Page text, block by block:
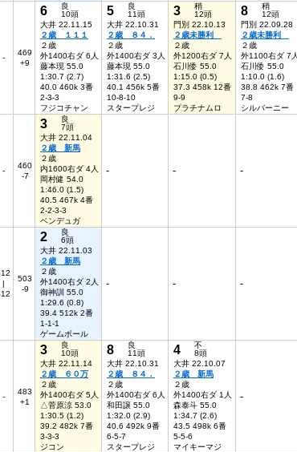
-
469
+9
6
良
10頭
大井 22.11.15
２歳 １１１
２歳
外1400右ダ 6人
藤本現 55.0
1:30.7 (2.7)
40.0 460k 3番
2-3-3
フジコチャン
5
良
11頭
大井 22.10.31
２歳 ８４．
２歳
外1400右ダ 3人
藤本現 55.0
1:31.6 (2.5)
40.1 456k 5番
10-8-10
スタープレジ
3
稍
12頭
門別 22.10.13
２歳未勝利
２歳
外1200右ダ 7人
石川倭 55.0
1:15.0 (0.5)
37.3 458k 12番
9-9
プラチナムロ
8
稍
12頭
門別 22.09.28
２歳未勝利
２歳
外1100右ダ 7人
石川倭 55.0
1:10.0 (1.6)
38.8 462k 7番
7-8
シルバーニー
-
460
-7
3
良
7頭
大井 22.11.04
２歳 新馬
２歳
内1600右ダ 4人
岡村健 54.0
1:46.0 (1.5)
40.5 467k 4番
2-2-3-3
ベンデュガ
- - -
|
503
-9
2
良
6頭
大井 22.11.03
２歳 新馬
２歳
外1400右ダ 2人
御神訓 55.0
1:29.6 (0.8)
39.4 512k 2番
1-1-1
ゲームボール
- - -
-
483
+1
3
良
10頭
大井 22.11.14
２歳 ６０万
２歳
外1400右ダ 5人
△菅原涼 53.0
1:30.5 (1.2)
39.2 482k 7番
3-3-3
ジコン
8
良
11頭
大井 22.10.31
２歳 ８４．
２歳
外1400右ダ 6人
和田譲 55.0
1:32.0 (2.9)
40.6 492k 9番
6-5-7
スタープレジ
4
不
8頭
大井 22.10.07
２歳 新馬
２歳
外1400右ダ 1人
森泰斗 55.0
1:34.7 (2.6)
43.5 498k 6番
5-5-6
マイキーマジ
-